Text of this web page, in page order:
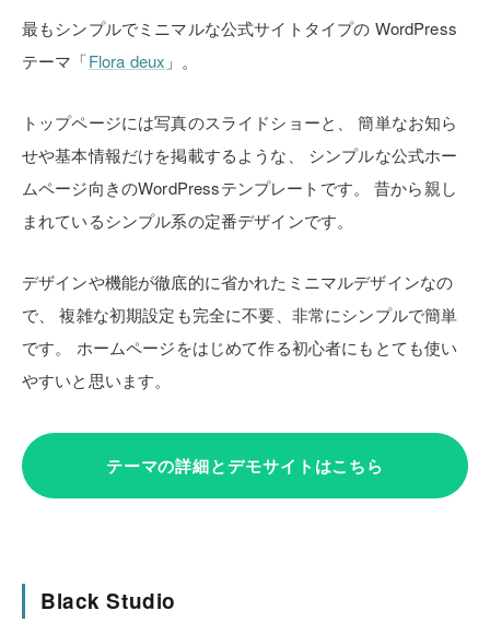
最もシンプルでミニマルな公式サイトタイプの WordPress
テーマ「Flora deux 」。
トップページには写真のスライドショーと、
簡単なお知ら
せや基本情報だけを掲載するような、
シンプルな公式ホー
ムページ向きのWordPressテンプレートです。
昔から親し
まれているシンプル系の定番デザインです。
デザインや機能が徹底的に省かれたミニマルデザインなの
で、
複雑な初期設定も完全に不要、非常にシンプルで簡単
です。
ホームページをはじめて作る初心者にもとても使い
やすいと思います。
テーマの詳細とデモサイトはこちら
Black Studio